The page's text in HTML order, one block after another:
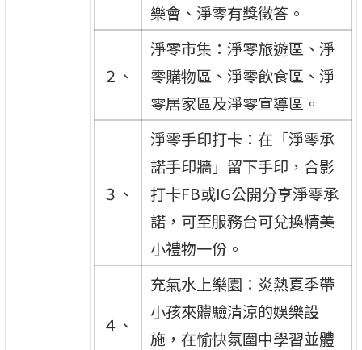
樂會、淨零有獎徵答。
２、
淨零市集：淨零旅遊區、淨
零購物區、淨零飲食區、淨
零居家區及淨零宣導區。
３、
淨零手印打卡：在「淨零承
諾手印牆」留下手印，合影
打卡FB或IG公開分享淨零承
諾，可至服務台可兌換精美
小禮物一份。
４、
充氣水上樂園：炎熱夏季帶
小孩來體驗清涼的娛樂設
施，在愉快氛圍中學習並體